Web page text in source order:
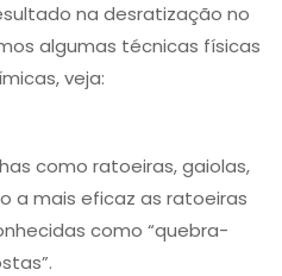
na desratização no
algumas técnicas físicas
veja:
como ratoeiras, gaiolas,
a mais eficaz as ratoeiras
como “quebra-